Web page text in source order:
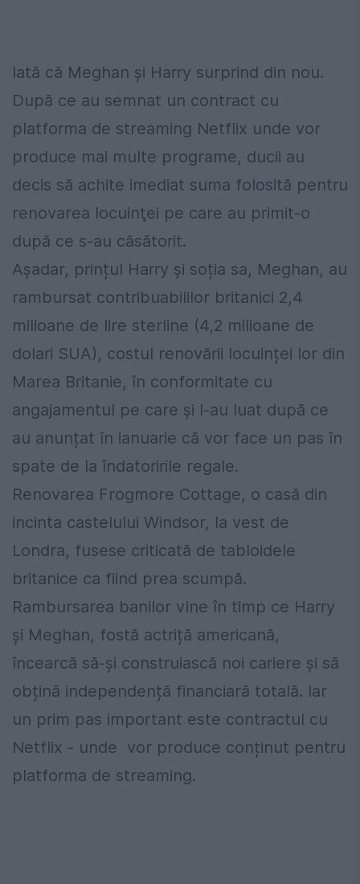
Iată că Meghan şi Harry surprind din nou.
După ce au semnat un contract cu
platforma de streaming Netflix unde vor
produce mai multe programe, ducii au
decis să achite imediat suma folosită pentru
renovarea locuinţei pe care au primit-o
după ce s-au căsătorit.
Aşadar, prințul Harry și soția sa, Meghan, au
rambursat contribuabililor britanici 2,4
milioane de lire sterline (4,2 milioane de
dolari SUA), costul renovării locuinței lor din
Marea Britanie, în conformitate cu
angajamentul pe care și l-au luat după ce
au anunțat în ianuarie că vor face un pas în
spate de la îndatoririle regale.
Renovarea Frogmore Cottage, o casă din
incinta castelului Windsor, la vest de
Londra, fusese criticată de tabloidele
britanice ca fiind prea scumpă.
Rambursarea banilor vine în timp ce Harry
și Meghan, fostă actriță americană,
încearcă să-și construiască noi cariere și să
obțină independență financiară totală. Iar
un prim pas important este contractul cu
Netflix - unde vor produce conținut pentru
platforma de streaming.